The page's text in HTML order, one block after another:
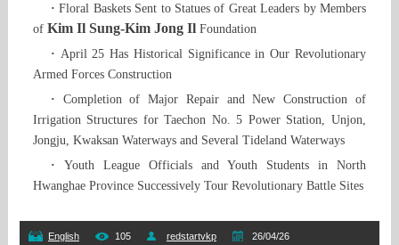
·Floral Baskets Sent to Statues of Great Leaders by Members
of Kim Il Sung-Kim Jong Il Foundation
· April 25 Has Historical Significance in Our Revolutionary
Armed Forces Construction
· Completion of Major Repair and New Construction of
Irrigation Structures for Taechon No. 5 Power Station, Unjon,
Jongju, Kwaksan Waterways and Several Tideland Waterways
· Youth League Officials and Youth Students in North
Hwanghae Province Successively Tour Revolutionary Battle Sites
English 105 redstartvkp 26/04/26